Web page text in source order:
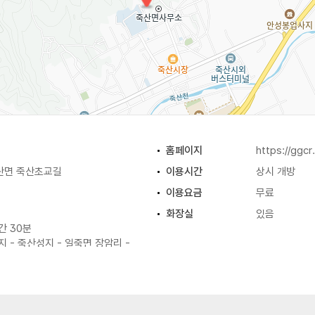
홈페이지
https://
면 죽산초교길
이용시간
상시 개방
이용요금
무료
30분
- 죽산성지 - 일죽면 장암리 -
화장실 있음